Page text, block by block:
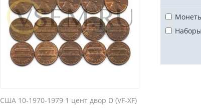
США 10-1970-1979 1 цент двор D (VF-XF)